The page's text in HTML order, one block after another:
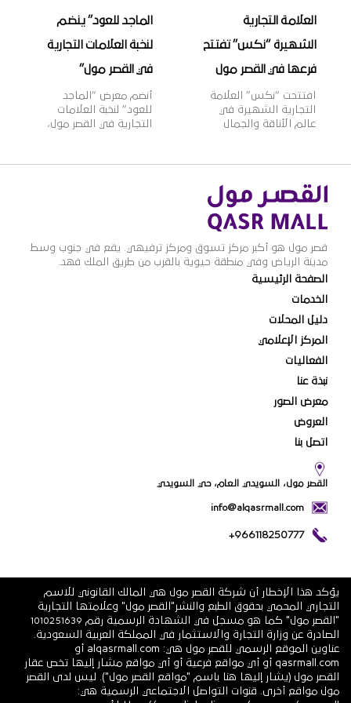
العلامة التجارية
الشهيرة “نكس” تفتتح
فرعها في القصر مول
افتتحت “نكس” العلامة
التجارية الشهيرة في
عالم الأناقة والجمال
“نكس” عام 1999م
من مستحضرات التجميل
العصرية والجريئة التي
تلبي مختلف أذواق
2000 منتج بألوان وظلال
متنوعة بأسعار مناسبة،
وتنتشر منتجاتها في أكثر
وواحدة […]
الماجد للعود” ينضم
لنخبة العلامات التجارية
في القصر مول”
أنضم معرض “الماجد
للعود” لنخبة العلامات
التجارية في القصر مول،
التجارية في تجارة العود
منتجات “الماجد للعود”
بالجودة العالية والقيمة
قصر مول هو أكبر مركز تسوق ومركز ترفيهي. يقع في جنوب وسط
مدينة الرياض وفي منطقة حيوية بالقرب من طريق الملك فهد.
الصفحة الرئيسية
الخدمات
دليل المحلات
المركز الإعلامي
الفعاليات
نبذة عنا
معرض الصور
العروض
اتصل بنا
القصر مول، السويدي العام، حي السويدي
info@alqasrmall.com
+966118250777
يؤكد هذا الإخطار أن شركة القصر مول هي المالك القانوني للاسم
التجاري المحمي بحقوق الطبع والنشر"القصر مول" وعلامتها التجارية
"القصر مول" كما هو مسجل في الشهادة الرسمية رقم 1010251639
الصادرة عن وزارة التجارة والاستثمار في المملكة العربية السعودية.
عناوين الموقع الرسمي للقصر مول هي: alqasrmall.com أو
qasrmall.com أو أي مواقع فرعية أو أي مواقع مشار إليها تخص عقار
القصر مول (يشار إليها هنا باسم "مواقع القصر مول"). ليس لدى القصر
مول مواقع أخرى. قنوات التواصل الاجتماعي الرسمية هي: